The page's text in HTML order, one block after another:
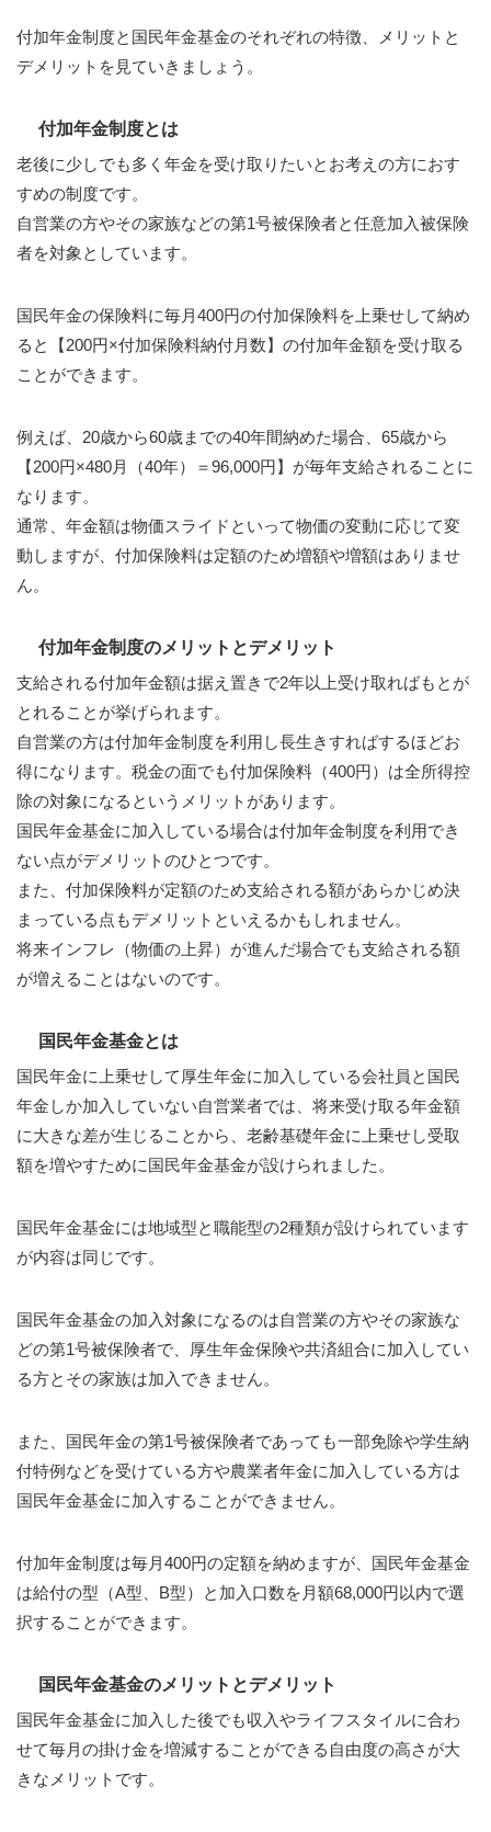
付加年金制度と国民年金基金のそれぞれの特徴、メリットと
デメリットを見ていきましょう。
付加年金制度とは
老後に少しでも多く年金を受け取りたいとお考えの方におす
すめの制度です。
自営業の方やその家族などの第1号被保険者と任意加入被保険
者を対象としています。
国民年金の保険料に毎月400円の付加保険料を上乗せして納め
ると【200円×付加保険料納付月数】の付加年金額を受け取る
ことができます。
例えば、20歳から60歳までの40年間納めた場合、65歳から
【200円×480月（40年）＝96,000円】が毎年支給されることに
なります。
通常、年金額は物価スライドといって物価の変動に応じて変
動しますが、付加保険料は定額のため増額や増額はありませ
ん。
付加年金制度のメリットとデメリット
支給される付加年金額は据え置きで2年以上受け取ればもとが
とれることが挙げられます。
自営業の方は付加年金制度を利用し長生きすればするほどお
得になります。税金の面でも付加保険料（400円）は全所得控
除の対象になるというメリットがあります。
国民年金基金に加入している場合は付加年金制度を利用でき
ない点がデメリットのひとつです。
また、付加保険料が定額のため支給される額があらかじめ決
まっている点もデメリットといえるかもしれません。
将来インフレ（物価の上昇）が進んだ場合でも支給される額
が増えることはないのです。
国民年金基金とは
国民年金に上乗せして厚生年金に加入している会社員と国民
年金しか加入していない自営業者では、将来受け取る年金額
に大きな差が生じることから、老齢基礎年金に上乗せし受取
額を増やすために国民年金基金が設けられました。
国民年金基金には地域型と職能型の2種類が設けられています
が内容は同じです。
国民年金基金の加入対象になるのは自営業の方やその家族な
どの第1号被保険者で、厚生年金保険や共済組合に加入してい
る方とその家族は加入できません。
また、国民年金の第1号被保険者であっても一部免除や学生納
付特例などを受けている方や農業者年金に加入している方は
国民年金基金に加入することができません。
付加年金制度は毎月400円の定額を納めますが、国民年金基金
は給付の型（A型、B型）と加入口数を月額68,000円以内で選
択することができます。
国民年金基金のメリットとデメリット
国民年金基金に加入した後でも収入やライフスタイルに合わ
せて毎月の掛け金を増減することができる自由度の高さが大
きなメリットです。